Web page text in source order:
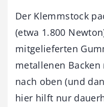
Der Klemmstock
(etwa 1.800
mitgelieferten
metallenen
nach oben (und
hier hilft nur